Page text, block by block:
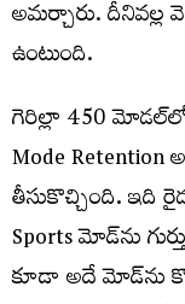
అమర్చారు. దీనివల్ల
ఉంటుంది.
గెరిల్లా 450
Mode
తీసుకొచ్చింది. ఇది
Sports మోడ్‌ను
కూడా అదే మోడ్‌ను